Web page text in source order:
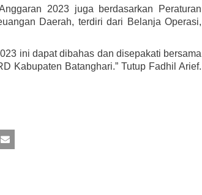
2023 juga berdasarkan Peraturan
Daerah, terdiri dari Belanja Operasi,
ini dapat dibahas dan disepakati bersama
Kabupaten Batanghari.” Tutup Fadhil Arief.